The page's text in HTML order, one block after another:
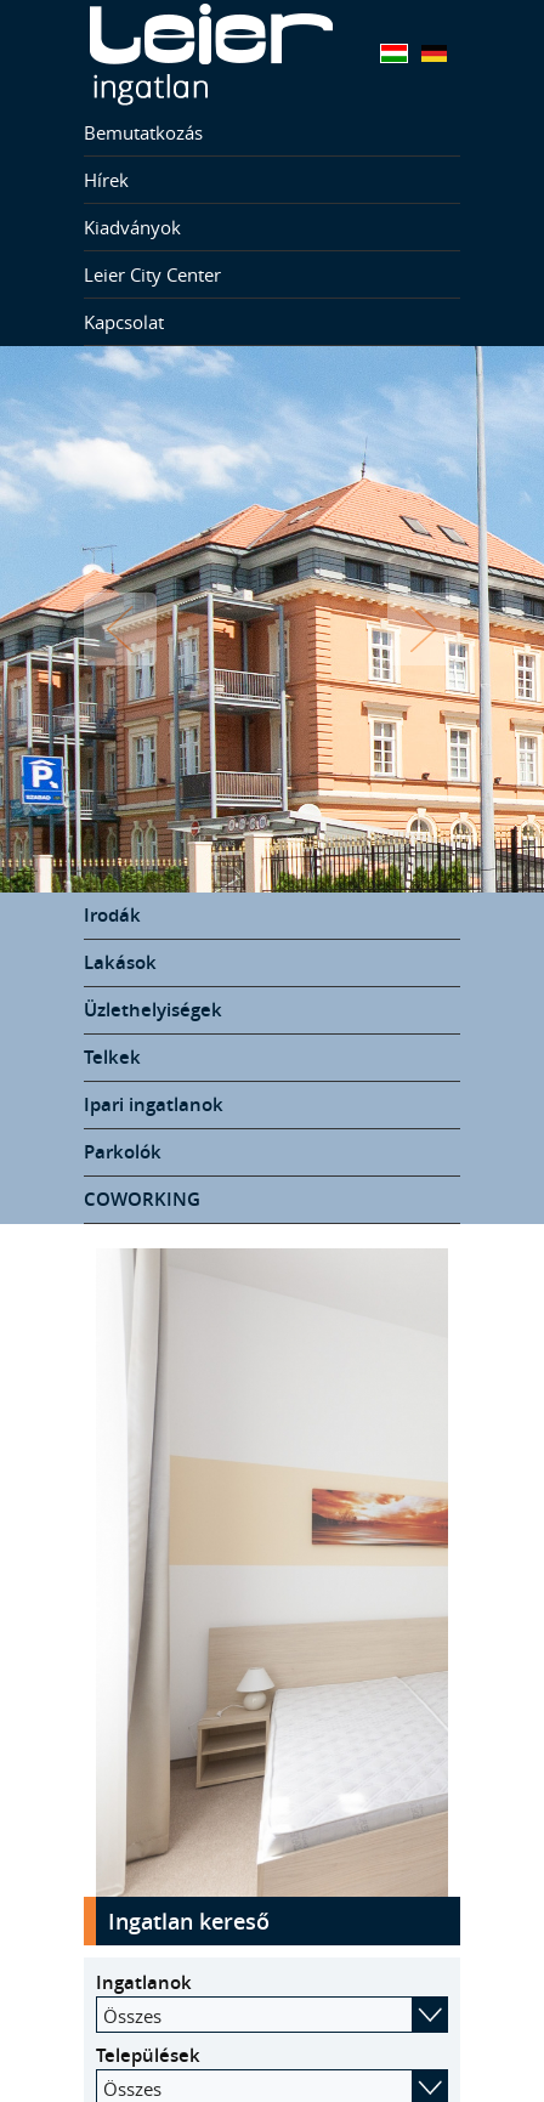
Bemutatkozás
Hírek
Kiadványok
Leier City Center
Kapcsolat
Irodák
Lakások
Üzlethelyiségek
Telkek
Ipari ingatlanok
Parkolók
COWORKING
kinyit
Ingatlan kereső
Ingatlanok
Összes
Települések
Összes